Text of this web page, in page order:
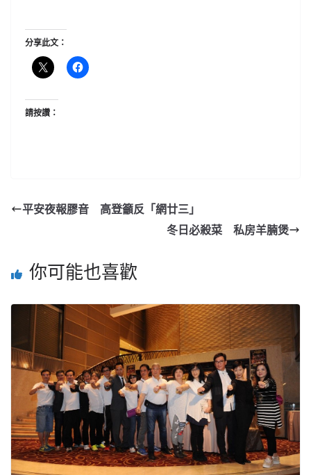
分享此文：
請按讚：
平安夜報膠音 高登籲反「網廿三」
冬日必殺菜 私房羊腩煲
你可能也喜歡